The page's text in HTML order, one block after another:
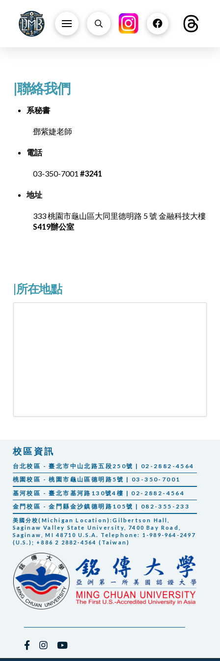
|聯絡我們
系秘書
鄧紫婕老師
電話
03-350-7001 #3241
地址
333 桃園市龜山區大同里德明路 5 號 金融科技大樓
S419辦公室
|所在地點
校區資訊
台北校區 - 臺北市中山北路五段250號 | 02-2882-4564
桃園校區 - 桃園市龜山區德明路5號 | 03-350-7001
基河校區 - 臺北市基河路130號4樓 | 02-2882-4564
金門校區 - 金門縣金沙鎮德明路105號 | 082-355-233
美國分校(Michigan Location):Gilbertson Hall,
Saginaw Valley State University, 7400 Bay Road,
Saginaw, MI 48710 U.S.A. Telephone: 1-989-964-2497
(U.S.); +886 2 2882-4564 (Taiwan)